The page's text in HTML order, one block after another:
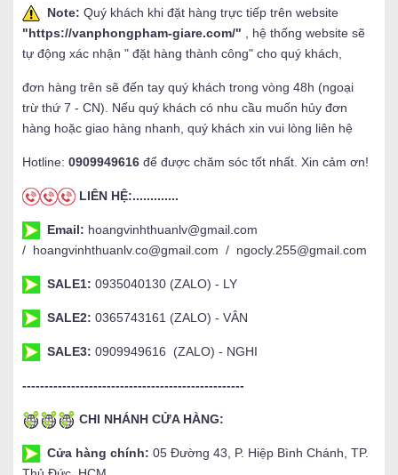
Note: Quý khách khi đặt hàng trực tiếp trên website
"https://vanphongpham-giare.com/"
, hệ thống website sẽ
tự động xác nhận " đặt hàng thành công" cho quý khách,
đơn hàng trên sẽ đến tay quý khách trong vòng 48h (ngoại
trừ thứ 7 - CN). Nếu quý khách có nhu cầu muốn hủy đơn
hàng hoặc giao hàng nhanh, quý khách xin vui lòng liên hệ
Hotline: 0909949616 để được chăm sóc tốt nhất. Xin cảm ơn!
LIÊN HỆ:.............
Email: hoangvinhthuanlv@gmail.com
/ hoangvinhthuanlv.co@gmail.com / ngocly.255@gmail.com
SALE1: 0935040130 (ZALO) - LY
SALE2: 0365743161 (ZALO) - VÂN
SALE3: 0909949616 (ZALO) - NGHI
--------------------------------------------------
CHI NHÁNH CỬA HÀNG:
Cửa hàng chính: 05 Đường 43, P. Hiệp Bình Chánh, TP.